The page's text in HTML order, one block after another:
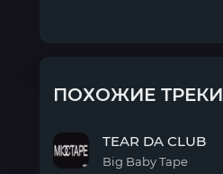
ПОХОЖИЕ ТРЕКИ
TEAR DA CLUB
Big Baby Tape